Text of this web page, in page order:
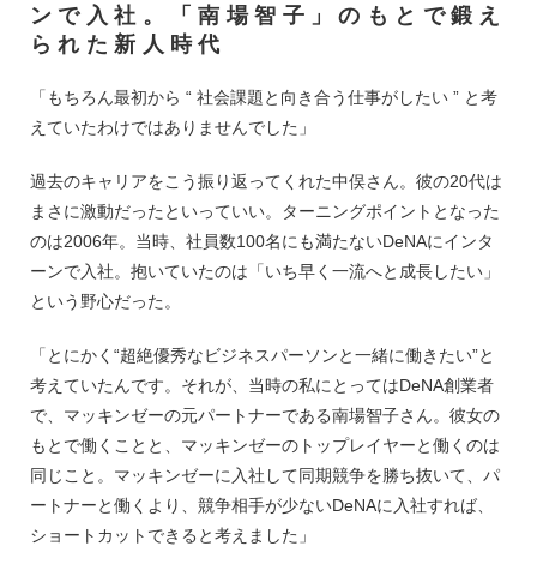
ンで入社。「南場智子」のもとで鍛え
られた新人時代
「もちろん最初から “ 社会課題と向き合う仕事がしたい ” と考
えていたわけではありませんでした」
過去のキャリアをこう振り返ってくれた中俣さん。彼の20代は
まさに激動だったといっていい。ターニングポイントとなった
のは2006年。当時、社員数100名にも満たないDeNAにインタ
ーンで入社。抱いていたのは「いち早く一流へと成長したい」
という野心だった。
「とにかく“超絶優秀なビジネスパーソンと一緒に働きたい”と
考えていたんです。それが、当時の私にとってはDeNA創業者
で、マッキンゼーの元パートナーである南場智子さん。彼女の
もとで働くことと、マッキンゼーのトップレイヤーと働くのは
同じこと。マッキンゼーに入社して同期競争を勝ち抜いて、パ
ートナーと働くより、競争相手が少ないDeNAに入社すれば、
ショートカットできると考えました」